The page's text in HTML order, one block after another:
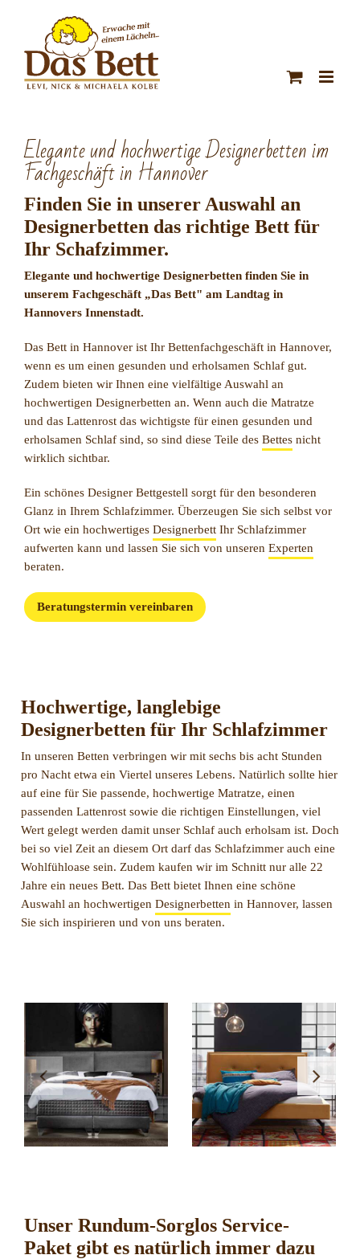
Elegante und hochwertige Designerbetten im
Fachgeschäft in Hannover
Finden Sie in unserer Auswahl an
Designerbetten das richtige Bett für
Ihr Schafzimmer.
Elegante und hochwertige Designerbetten finden Sie in
unserem Fachgeschäft „Das Bett" am Landtag in
Hannovers Innenstadt.
Das Bett in Hannover ist Ihr Bettenfachgeschäft in Hannover,
wenn es um einen gesunden und erholsamen Schlaf gut.
Zudem bieten wir Ihnen eine vielfältige Auswahl an
hochwertigen Designerbetten an. Wenn auch die Matratze
und das Lattenrost das wichtigste für einen gesunden und
erholsamen Schlaf sind, so sind diese Teile des Bettes nicht
wirklich sichtbar.
Ein schönes Designer Bettgestell sorgt für den besonderen
Glanz in Ihrem Schlafzimmer. Überzeugen Sie sich selbst vor
Ort wie ein hochwertiges Designerbett Ihr Schlafzimmer
aufwerten kann und lassen Sie sich von unseren Experten
beraten.
Beratungstermin vereinbaren
Hochwertige, langlebige
Designerbetten für Ihr Schlafzimmer
In unseren Betten verbringen wir mit sechs bis acht Stunden
pro Nacht etwa ein Viertel unseres Lebens. Natürlich sollte hier
auf eine für Sie passende, hochwertige Matratze, einen
passenden Lattenrost sowie die richtigen Einstellungen, viel
Wert gelegt werden damit unser Schlaf auch erholsam ist. Doch
bei so viel Zeit an diesem Ort darf das Schlafzimmer auch eine
Wohlfühloase sein. Zudem kaufen wir im Schnitt nur alle 22
Jahre ein neues Bett. Das Bett bietet Ihnen eine schöne
Auswahl an hochwertigen Designerbetten in Hannover, lassen
Sie sich inspirieren und von uns beraten.
Unser Rundum-Sorglos Service-
Paket gibt es natürlich immer dazu